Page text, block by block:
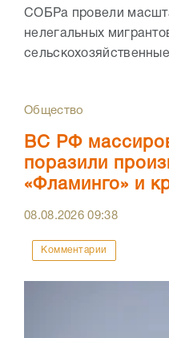
СОБРа провели
нелегальных
Общество
ВС РФ
поразили
«Фламинго» и
08.08.202609:38
Комментарии